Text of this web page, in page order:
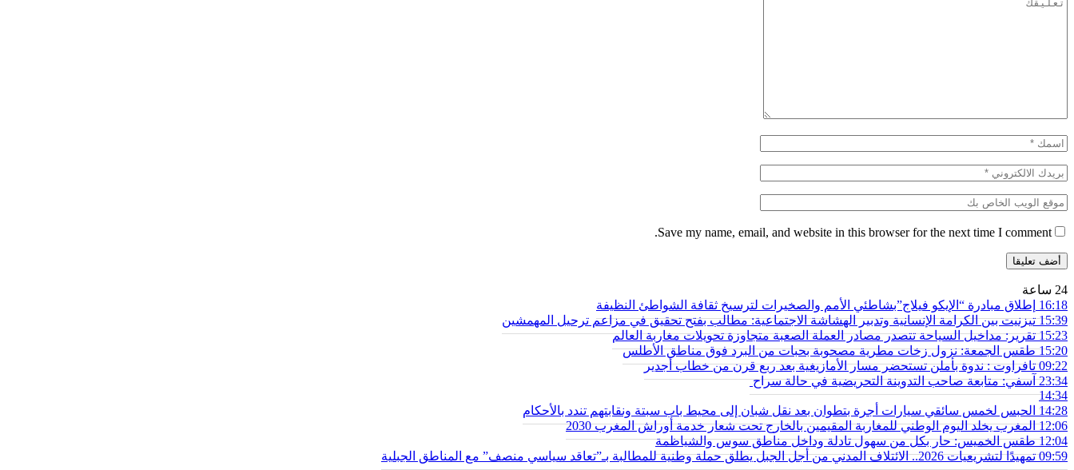
Save my name, email, and website in this browser for the next time I comment.
24 ساعة
16:18 إطلاق مبادرة “الإيكو فيلاج”بشاطئي الأمم والصخيرات لترسيخ ثقافة الشواطئ النظيفة
15:39 تيزنيت بين الكرامة الإنسانية وتدبير الهشاشة الاجتماعية: مطالب بفتح تحقيق في مزاعم ترحيل المهمشين
15:23 تقرير: مداخيل السياحة تتصدر مصادر العملة الصعبة متجاوزة تحويلات مغاربة العالم
15:20 طقس الجمعة: نزول زخات مطرية مصحوبة بحبات من البرد فوق مناطق الأطلس
09:22 تافراوت : ندوة بأملن تستحضر مسار الأمازيغية بعد ربع قرن من خطاب أجدير
23:34 آسفي: متابعة صاحب التدوينة التحريضية في حالة سراح
14:34
14:28 الحبس لخمس سائقي سيارات أجرة بتطوان بعد نقل شبان إلى محيط باب سبتة ونقابتهم تندد بالأحكام
12:06 المغرب يخلد اليوم الوطني للمغاربة المقيمين بالخارج تحت شعار خدمة أوراش المغرب 2030
12:04 طقس الخميس: ﺣﺎﺭ بكل من سهول تادلة وداخل مناطق سوس والشياظمة
09:59 تمهيدًا لتشريعيات 2026.. الائتلاف المدني من أجل الجبل يطلق حملة وطنية للمطالبة بـ”تعاقد سياسي منصف” مع المناطق الجبلية